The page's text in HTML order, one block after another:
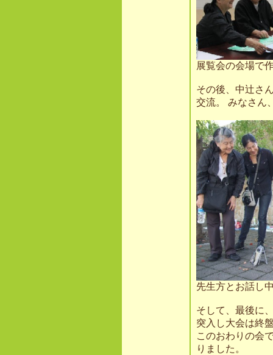
展覧会の会場で
その後、中辻さ
交流。 みなさん
先生方とお話し
そして、最後に
突入し大会は終
このおわりの会
りました。